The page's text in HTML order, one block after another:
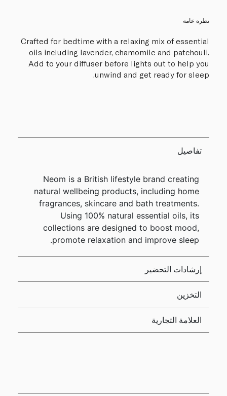
نظرة عامة
Crafted for bedtime with a relaxing mix of essential
oils including lavender, chamomile and patchouli.
Add to your diffuser before lights out to help you
unwind and get ready for sleep.
تفاصيل
Neom is a British lifestyle brand creating
natural wellbeing products, including home
fragrances, skincare and bath treatments.
Using 100% natural essential oils, its
collections are designed to boost mood,
promote relaxation and improve sleep.
إرشادات التحضير
التخزين
العلامة التجارية